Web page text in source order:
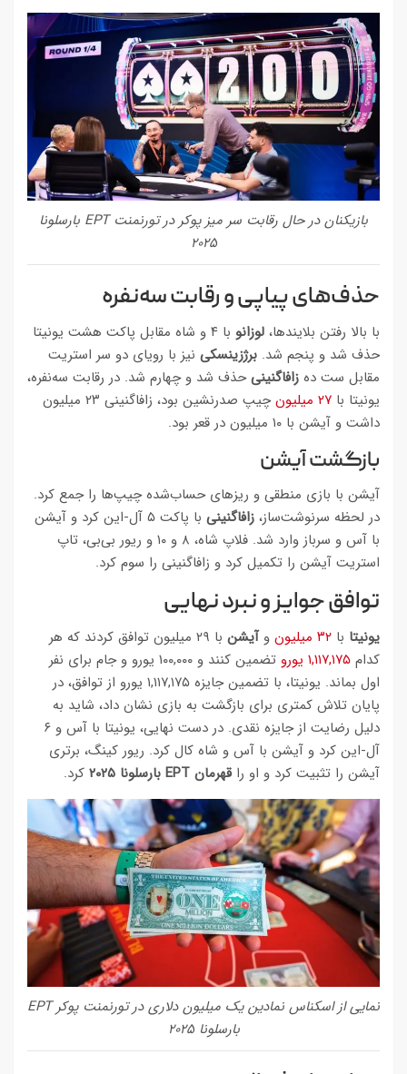
بازیکنان در حال رقابت سر میز پوکر در تورنمنت EPT بارسلونا
۲۰۲۵
حذف‌های پیاپی و رقابت سه‌نفره
با بالا رفتن بلایندها، لوزانو
با ۴ و شاه مقابل پاکت هشت یونیتا
حذف شد و پنجم شد. برژزینسکی نیز با رویای دو سر استریت
مقابل ست ده زافاگنینیحذف شد و چهارم شد. در رقابت سه‌نفره،
یونیتا با ۲۷ میلیون
چیپ صدرنشین بود، زافاگنینی ۲۳ میلیون
داشت و آیشن با ۱۰ میلیون در قعر بود.
بازگشت آیشن
آیشن با بازی منطقی و ریزهای حساب‌شده چیپ‌ها را جمع کرد.
در لحظه سرنوشت‌ساز، زافاگنینی
با پاکت ۵ آل-این کرد و آیشن
با آس و سرباز وارد شد. فلاپ شاه، ۸ و ۱۰ و ریور بی‌بی، تاپ
استریت آیشن را تکمیل کرد و زافاگنینی را سوم کرد.
توافق جوایز و نبرد نهایی
یونیتا با ۳۲ میلیون وآیشن
با ۲۹ میلیون توافق کردند که هر
کدام ۱,۱۱۷,۱۷۵ یورو
تضمین کنند و ۱۰۰,۰۰۰ یورو و جام برای نفر
اول بماند. یونیتا، با تضمین جایزه ۱,۱۱۷,۱۷۵ یورو از توافق، در
پایان تلاش کمتری برای بازگشت به بازی نشان داد، شاید به
دلیل رضایت از جایزه نقدی. در دست نهایی، یونیتا با آس و ۶
آل-این کرد و آیشن با آس و شاه کال کرد. ریور کینگ، برتری
آیشن را تثبیت کرد و او راقهرمان EPT بارسلونا ۲۰۲۵ کرد.
نمایی از اسکناس نمادین یک میلیون دلاری در تورنمنت پوکر EPT
بارسلونا ۲۰۲۵